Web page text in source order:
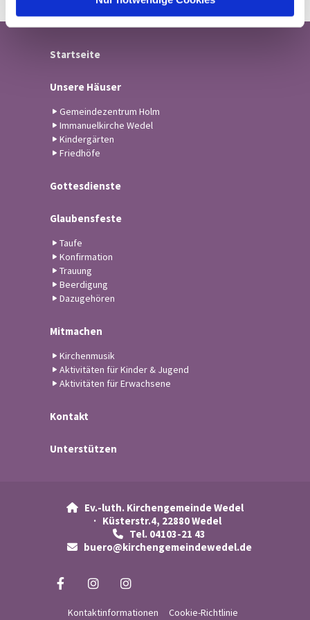
Startseite
Unsere Häuser
Gemeindezentrum Holm
Immanuelkirche Wedel
Kindergärten
Friedhöfe
Gottesdienste
Glaubensfeste
Taufe
Konfirmation
Trauung
Beerdigung
Dazugehören
Mitmachen
Kirchenmusik
Aktivitäten für Kinder & Jugend
Aktivitäten für Erwachsene
Kontakt
Unterstützen

Ev.-luth. Kirchengemeinde Wedel
· Küsterstr.4, 22880 Wedel
 Tel. 04103-21 43
buero@kirchengemeindewedel.de
Kontaktinformationen Cookie-Richtlinie